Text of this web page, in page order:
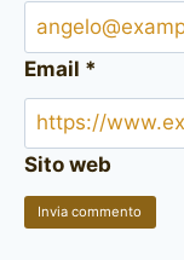
Email *
Sito web